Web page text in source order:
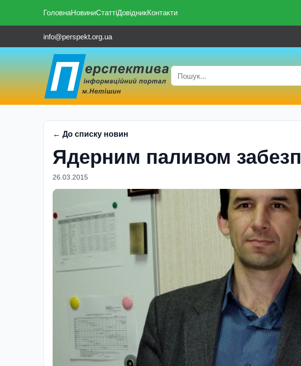
ГоловнаНовиниСтаттіДовідникКонтакти
info@perspekt.org.ua
← До списку новин
Ядерним паливом
26.03.2015